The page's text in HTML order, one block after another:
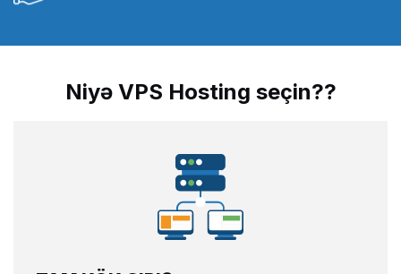
Niyə VPS Hosting seçin??